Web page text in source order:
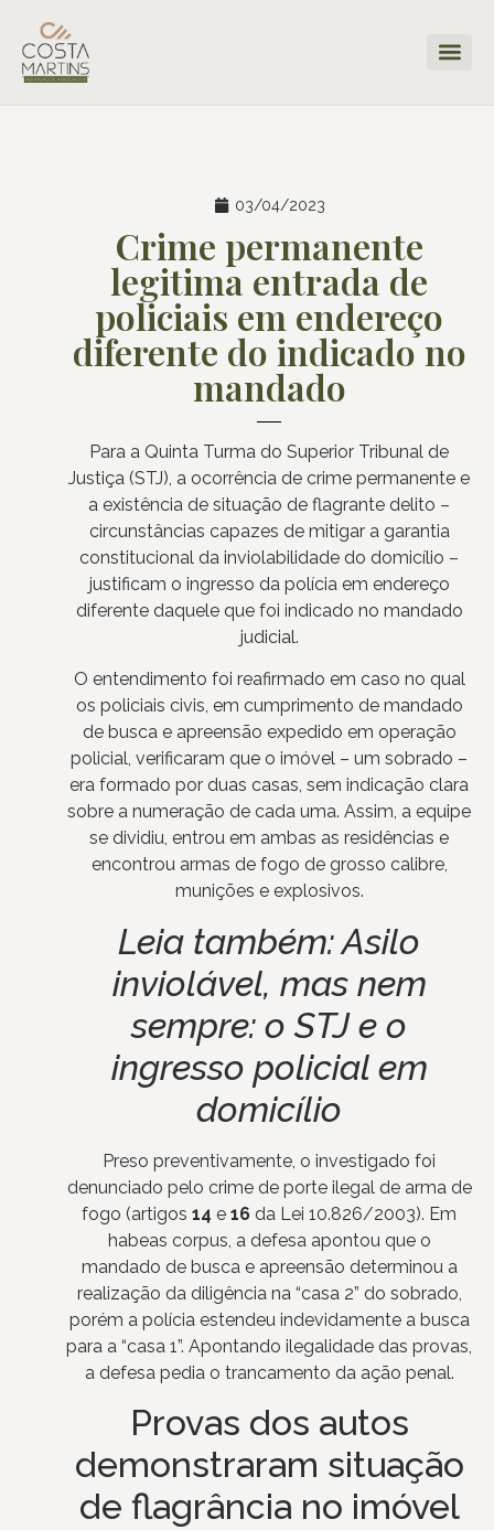
03/04/2023
Crime permanente
legitima entrada de
policiais em endereço
diferente do indicado no
mandado
Para a Quinta Turma do Superior Tribunal de
Justiça (STJ), a ocorrência de crime permanente e
a existência de situação de flagrante delito –
circunstâncias capazes de mitigar a garantia
constitucional da inviolabilidade do domicílio –
justificam o ingresso da polícia em endereço
diferente daquele que foi indicado no mandado
judicial.
O entendimento foi reafirmado em caso no qual
os policiais civis, em cumprimento de mandado
de busca e apreensão expedido em operação
policial, verificaram que o imóvel – um sobrado –
era formado por duas casas, sem indicação clara
sobre a numeração de cada uma. Assim, a equipe
se dividiu, entrou em ambas as residências e
encontrou armas de fogo de grosso calibre,
munições e explosivos.
Leia também:Asilo
inviolável, mas nem
sempre: o STJ e o
ingresso policial em
domicílio
Preso preventivamente, o investigado foi
denunciado pelo crime de porte ilegal de arma de
fogo (artigos 14 e 16 da Lei 10.826/2003). Em
habeas corpus, a defesa apontou que o
mandado de busca e apreensão determinou a
realização da diligência na “casa 2” do sobrado,
porém a polícia estendeu indevidamente a busca
para a “casa 1”. Apontando ilegalidade das provas,
a defesa pedia o trancamento da ação penal.
Provas dos autos
demonstraram situação
de flagrância no imóvel